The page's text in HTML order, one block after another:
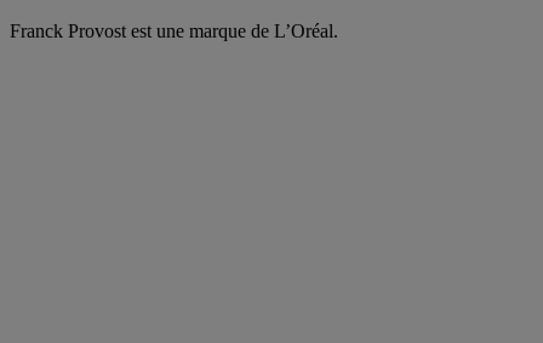
Franck Provost est une marque de L’Oréal.